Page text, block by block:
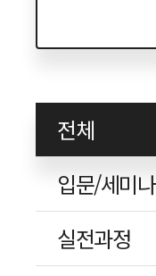
전체
입문/세미나
실전과정